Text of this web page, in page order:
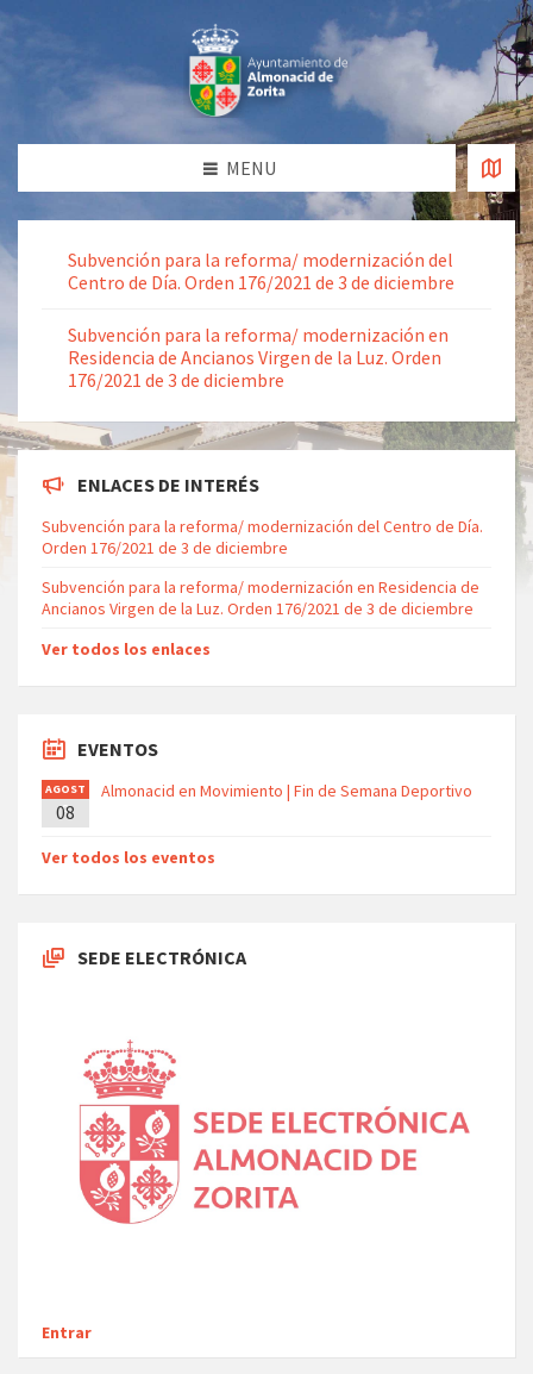
MENU
Subvención para la reforma/ modernización del
Centro de Día. Orden 176/2021 de 3 de diciembre
Subvención para la reforma/ modernización en
Residencia de Ancianos Virgen de la Luz. Orden
176/2021 de 3 de diciembre
ENLACES DE INTERÉS
Subvención para la reforma/ modernización del Centro de Día.
Orden 176/2021 de 3 de diciembre
Subvención para la reforma/ modernización en Residencia de
Ancianos Virgen de la Luz. Orden 176/2021 de 3 de diciembre
Ver todos los enlaces
EVENTOS
AGOST
O
08
Almonacid en Movimiento | Fin de Semana Deportivo
Ver todos los eventos
SEDE ELECTRÓNICA
Entrar